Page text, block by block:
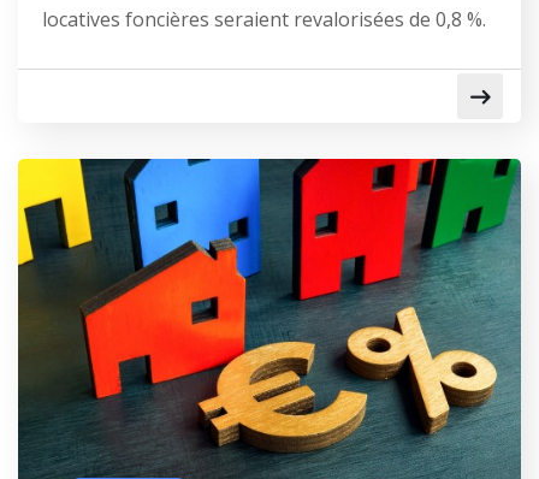
locatives foncières seraient revalorisées de 0,8 %.